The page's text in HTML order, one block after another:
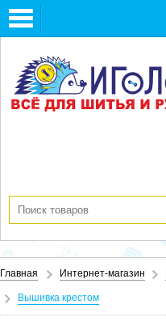
Toggle
navigation
Главная Интернет-магазин
Вышивка крестом